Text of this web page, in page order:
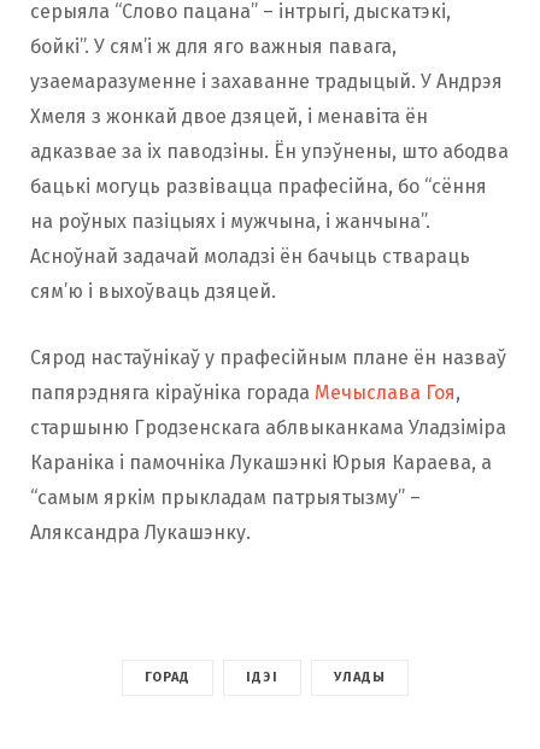
серыяла “Слово пацана” – інтрыгі, дыскатэкі,
бойкі”. У сям’і ж для яго важныя павага,
узаемаразуменне і захаванне традыцый. У Андрэя
Хмеля з жонкай двое дзяцей, і менавіта ён
адказвае за іх паводзіны. Ён упэўнены, што абодва
бацькі могуць развівацца прафесійна, бо “сёння
на роўных пазіцыях і мужчына, і жанчына”.
Асноўнай задачай моладзі ён бачыць ствараць
сям’ю і выхоўваць дзяцей.
Сярод настаўнікаў у прафесійным плане ён назваў
папярэдняга кіраўніка горада Мечыслава Гоя,
старшыню Гродзенскага аблвыканкама Уладзіміра
Караніка і памочніка Лукашэнкі Юрыя Караева, а
“самым яркім прыкладам патрыятызму” –
Аляксандра Лукашэнку.
ГОРАД ІДЭІ УЛАДЫ